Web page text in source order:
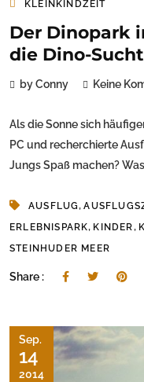
KLEINKINDZEIT
Der Dinopark
die Dino-
by Conny Keine
Als die Sonne sich
PC und recherchierte
Jungs Spaß machen?
AUSFLUG,
ERLEBNISPARK, KINDER,
STEINHUDER MEER
Share :
Sep.
14
2014